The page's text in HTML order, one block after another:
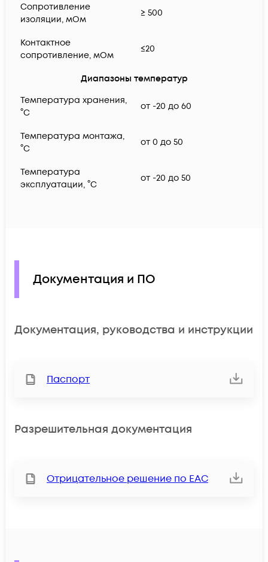
Сопротивление
изоляции, мОм
≥ 500
Контактное
сопротивление, мОм
≤20
Диапазоны температур
Температура хранения,
°C
от -20 до 60
Температура монтажа,
°C
от 0 до 50
Температура
эксплуатации, °C
от -20 до 50
Документация и ПО
Документация, руководства и инструкции
Паспорт
Разрешительная документация
Отрицательное решение по ЕАС